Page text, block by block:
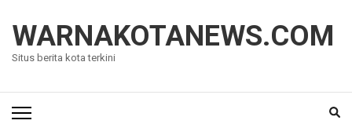
konten
(Tekan
WARNAKOTANEWS.COM
Situs berita kota terkini